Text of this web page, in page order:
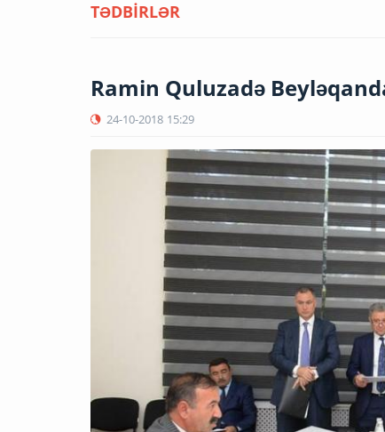
TƏDBİRLƏR
Ramin Quluzadə
24-10-2018 15:29